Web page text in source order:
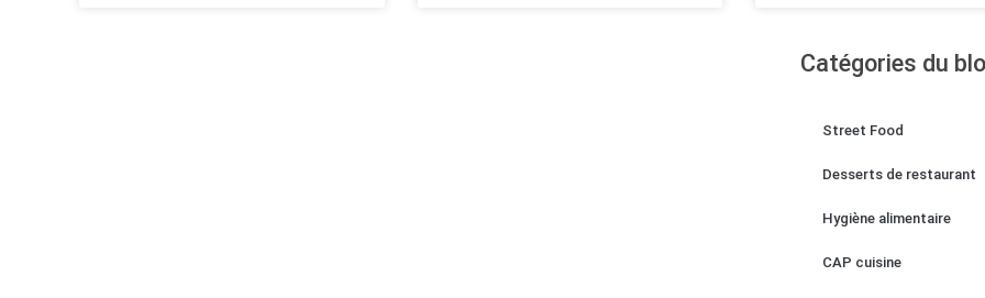
Catégories du
Street Food
Desserts de restaurant
Hygiène alimentaire
CAP cuisine